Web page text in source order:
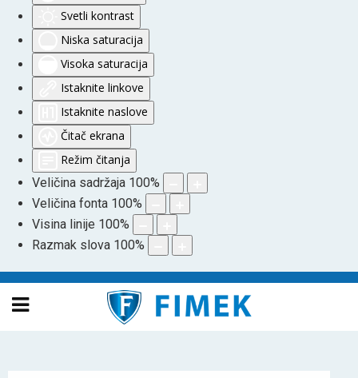
Svetli kontrast
Niska saturacija
Visoka saturacija
Istaknite linkove
Istaknite naslove
Čitač ekrana
Režim čitanja
Veličina sadržaja 100%
Veličina fonta 100%
Visina linije 100%
Razmak slova 100%